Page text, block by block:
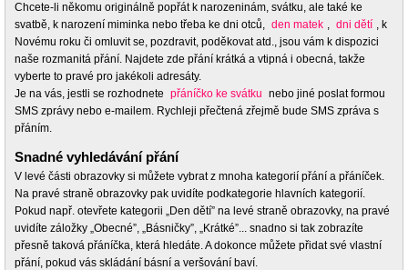
Chcete-li někomu originálně popřát k narozeninám, svátku, ale také ke
svatbě, k narození miminka nebo třeba ke dni otců, den matek , dni dětí , k
Novému roku či omluvit se, pozdravit, poděkovat atd., jsou vám k dispozici
naše rozmanitá přání. Najdete zde přání krátká a vtipná i obecná, takže
vyberte to pravé pro jakékoli adresáty.
Je na vás, jestli se rozhodnete přáníčko ke svátku nebo jiné poslat formou
SMS zprávy nebo e-mailem. Rychleji přečtená zřejmě bude SMS zpráva s
přáním.
Snadné vyhledávání přání
V levé části obrazovky si můžete vybrat z mnoha kategorií přání a přáníček.
Na pravé straně obrazovky pak uvidíte podkategorie hlavních kategorií.
Pokud např. otevřete kategorii „Den dětí” na levé straně obrazovky, na pravé
uvidíte záložky „Obecné”, „Básničky”, „Krátké”... snadno si tak zobrazíte
přesně taková přáníčka, která hledáte. A dokonce můžete přidat své vlastní
přání, pokud vás skládání básní a veršování baví.